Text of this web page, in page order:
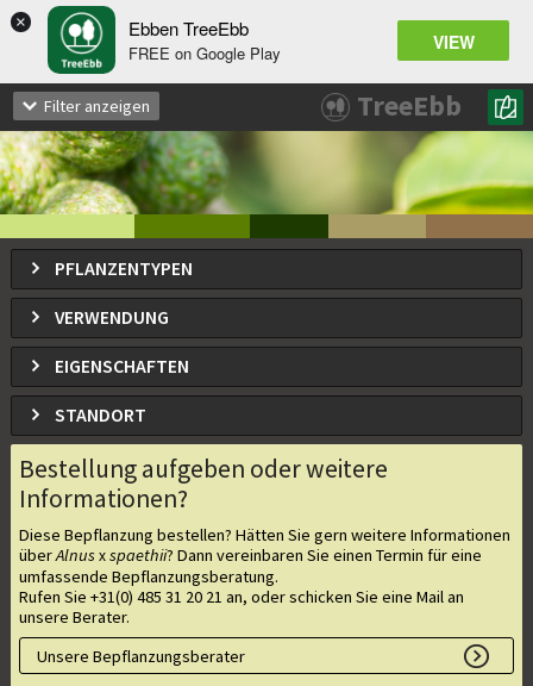
× Ebben TreeEbb
FREE on Google Play VIEW
Alnusxspaethii
Purpur Erle, Spaeths Erle
PFLANZENTYPEN
VERWENDUNG
EIGENSCHAFTEN
STANDORT
Bestellung aufgeben oder weitere
Informationen?
Diese Bepflanzung bestellen? Hätten Sie gern weitere Informationen
überAlnus xspaethii? Dann vereinbaren Sie einen Termin für eine
umfassende Bepflanzungsberatung.
Rufen Sie +31(0) 485 31 20 21 an, oder schicken Sie eine Mail an
unsere Berater.
Unsere Bepflanzungsberater
Filter anzeigen TreeEbb